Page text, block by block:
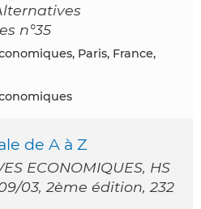
n°35
de A à Z
ECONOMIQUES, HS
03, 2ème édition, 232